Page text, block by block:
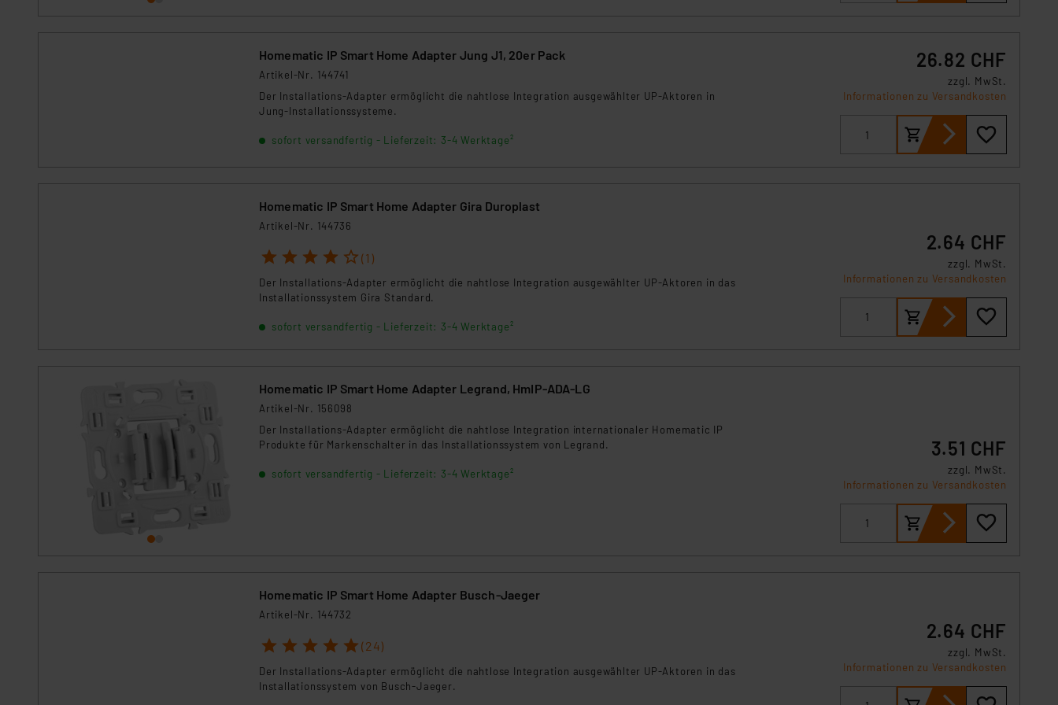
Unsere Kooperation mit diesen Dienstleistern stützt sich auf die Standarddatenschutzklauseln der Europäischen
Kommission sowie einer eigenen Beurteilung der mit der Datenübermittlung, insbesondere der Art der übermittelten
Daten, verbundenen Risiken.“
Impressum| Datenschutzerklärung
Homematic IP Smart Home Adapter Jung J1, 20er Pack
Artikel-Nr. 144741
Der Installations-Adapter ermöglicht die nahtlose Integration ausgewählter UP-Aktoren in
Jung-Installationssysteme.
sofort versandfertig - Lieferzeit: 3-4 Werktage²
26.82 CHF
zzgl. MwSt.
Informationen zu Versandkosten
Homematic IP Smart Home Adapter Gira Duroplast
Artikel-Nr. 144736
1 2 3 4 5 (1)
Der Installations-Adapter ermöglicht die nahtlose Integration ausgewählter UP-Aktoren in das
Installationssystem Gira Standard.
sofort versandfertig - Lieferzeit: 3-4 Werktage²
2.64 CHF
zzgl. MwSt.
Informationen zu Versandkosten
Homematic IP Smart Home Adapter Legrand, HmIP-ADA-LG
Artikel-Nr. 156098
Der Installations-Adapter ermöglicht die nahtlose Integration internationaler Homematic IP
Produkte für Markenschalter in das Installationssystem von Legrand.
sofort versandfertig - Lieferzeit: 3-4 Werktage²
3.51 CHF
zzgl. MwSt.
Informationen zu Versandkosten
Homematic IP Smart Home Adapter Busch-Jaeger
Artikel-Nr. 144732
1 2 3 4 5 (24)
Der Installations-Adapter ermöglicht die nahtlose Integration ausgewählter UP-Aktoren in das
Installationssystem von Busch-Jaeger.
2.64 CHF
zzgl. MwSt.
Informationen zu Versandkosten